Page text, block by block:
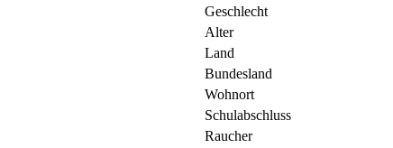
Geschlecht
Alter
Land
Bundesland
Wohnort
Schulabschluss
Raucher